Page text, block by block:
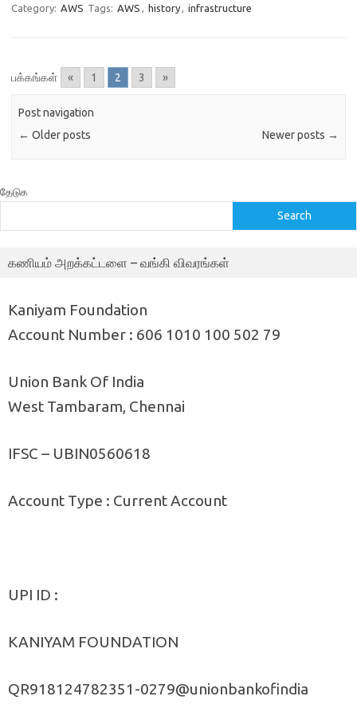
Category: AWS Tags: AWS , history, infrastructure
பக்கங்கள் « 1 2 3 »
Post navigation
← Older posts Newer posts →
தேடுக
Search
கணியம் அறக்கட்டளை – வங்கி விவரங்கள்
Kaniyam Foundation
Account Number : 606 1010 100 502 79
Union Bank Of India
West Tambaram, Chennai
IFSC – UBIN0560618
Account Type : Current Account
UPI ID :
KANIYAM FOUNDATION
QR918124782351-0279@unionbankofindia